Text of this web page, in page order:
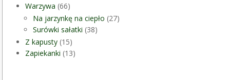
Warzywa (66)
Na jarzynkę na ciepło (27)
Surówki sałatki (38)
Z kapusty (15)
Zapiekanki (13)